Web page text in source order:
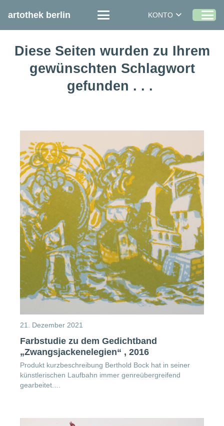
artothek berlin KONTO
Diese Seiten wurden zu Ihrem
gewünschten Schlagwort
gefunden . . .
21. Dezember 2021
Farbstudie zu dem Gedichtband
„Zwangsjackenelegien“ , 2016
Produkt kurzbeschreibung Berthold Bock hat in seiner
künstlerischen Laufbahn immer genreübergreifend
gearbeitet.…